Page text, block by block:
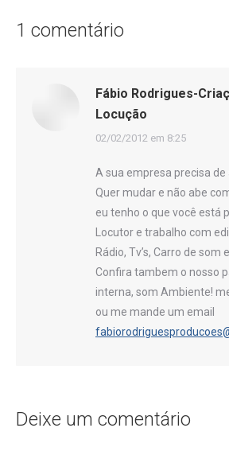
1 comentário
Fábio Rodrigues-
Locução
disse:
02/02/2012 em 8:25
A sua empresa precisa de
Quer mudar e não abe
eu tenho o que você está
Locutor e trabalho com
Rádio, Tv’s, Carro de som
Confira tambem o nosso
interna, som Ambiente!
ou me mande um email
Deixe um comentário